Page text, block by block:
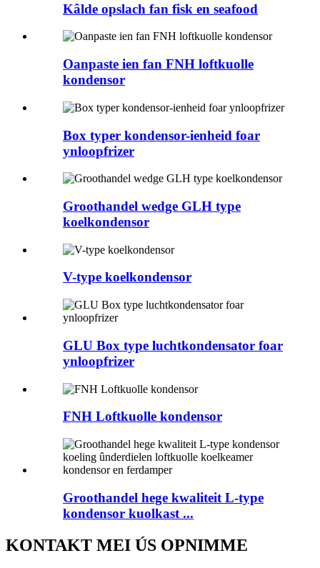
Kâlde opslach fan fisk en seafood
Oanpaste ien fan FNH loftkuolle
kondensor
Box typer kondensor-ienheid foar
ynloopfrizer
Groothandel wedge GLH type
koelkondensor
V-type koelkondensor
GLU Box type luchtkondensator foar
ynloopfrizer
FNH Loftkuolle kondensor
Groothandel hege kwaliteit L-type
kondensor kuolkast ...
KONTAKT MEI ÚS OPNIMME